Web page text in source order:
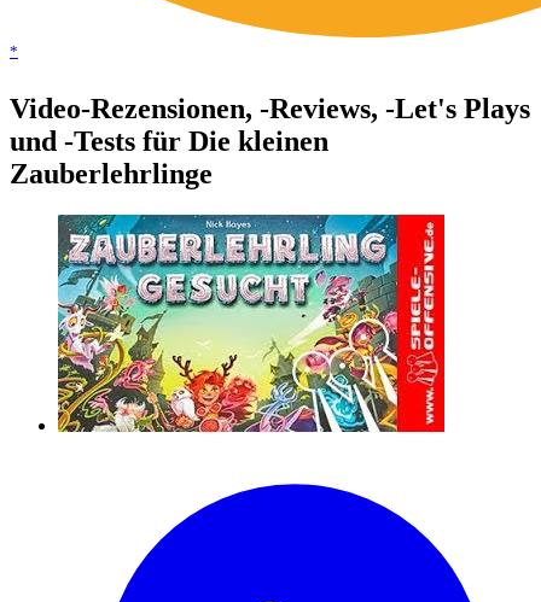
*
Video-Rezensionen, -Reviews, -Let's Plays
und -Tests für Die kleinen
Zauberlehrlinge